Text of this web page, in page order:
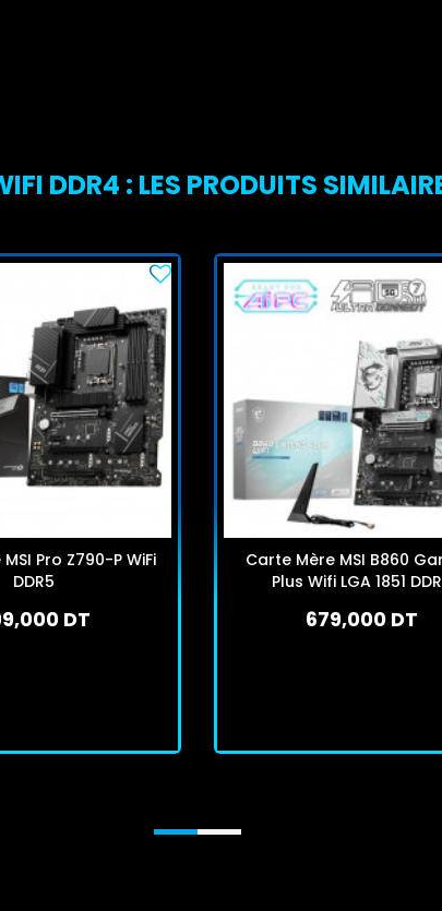
DDR4 : LES PRODUITS
Pro Z790-P WiFi
DDR5
DT
Carte Mère MSI B860
Plus Wifi LGA 1851
679,000 DT